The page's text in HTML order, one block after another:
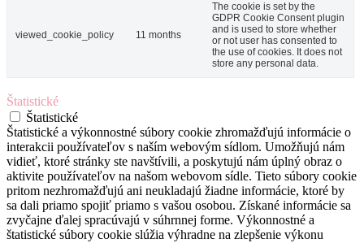
viewed_cookie_policy 11 months
The cookie is set by the
GDPR Cookie Consent plugin
and is used to store whether
or not user has consented to
the use of cookies. It does not
store any personal data.
Štatistické
Štatistické
Štatistické a výkonnostné súbory cookie zhromažďujú informácie o
interakcii používateľov s naším webovým sídlom. Umožňujú nám
vidieť, ktoré stránky ste navštívili, a poskytujú nám úplný obraz o
aktivite používateľov na našom webovom sídle. Tieto súbory cookie
pritom nezhromažďujú ani neukladajú žiadne informácie, ktoré by
sa dali priamo spojiť priamo s vašou osobou. Získané informácie sa
zvyčajne ďalej spracúvajú v súhrnnej forme. Výkonnostné a
štatistické súbory cookie slúžia výhradne na zlepšenie výkonu